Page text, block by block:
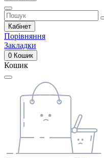
Кабінет
Порівняння
Закладки
0 Кошик
Кошик